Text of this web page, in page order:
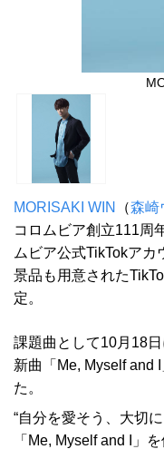
MORISAKI WIN （森崎
コロムビア創立111周
ムビア公式TikTokア
景品も用意された
定。
課題曲として10月18
新曲「Me, Myself and
た。
“自分を愛そう、大切
「Me, Myself and I」